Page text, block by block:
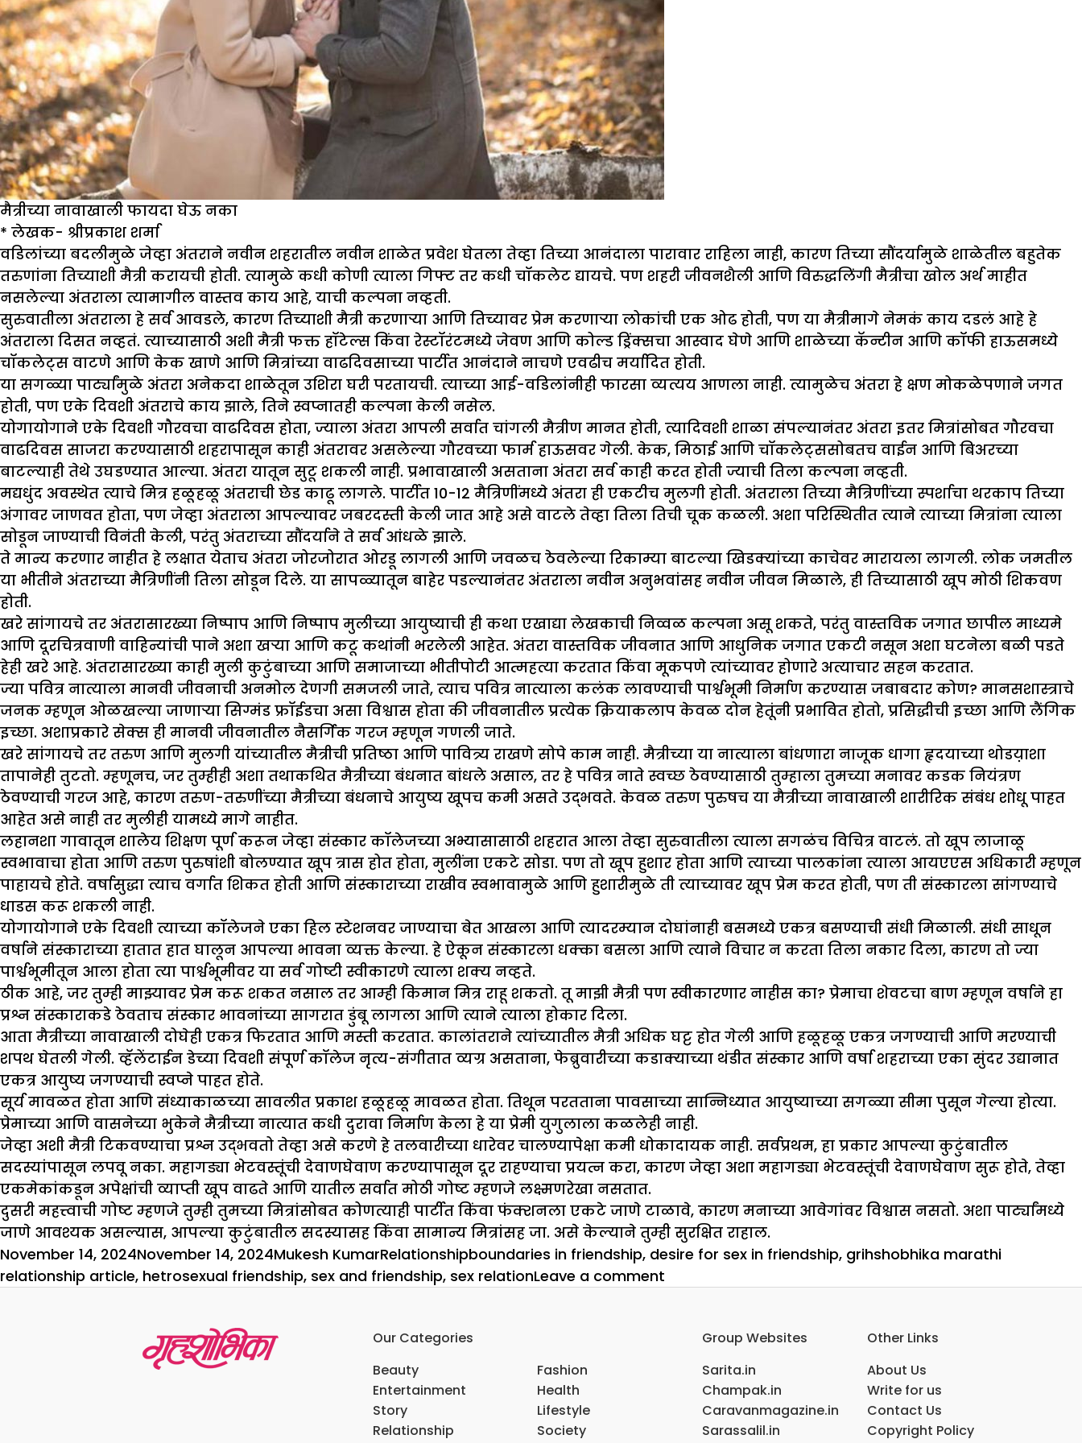
मैत्रीच्या नावाखाली फायदा घेऊ नका
* लेखक- श्रीप्रकाश शर्मा
वडिलांच्या बदलीमुळे जेव्हा अंतराने नवीन शहरातील नवीन शाळेत प्रवेश घेतला तेव्हा तिच्या आनंदाला पारावार राहिला नाही, कारण तिच्या सौंदर्यामुळे शाळेतील बहुतेक
तरुणांना तिच्याशी मैत्री करायची होती. त्यामुळे कधी कोणी त्याला गिफ्ट तर कधी चॉकलेट द्यायचे. पण शहरी जीवनशैली आणि विरुद्धलिंगी मैत्रीचा खोल अर्थ माहीत
नसलेल्या अंतराला त्यामागील वास्तव काय आहे, याची कल्पना नव्हती.
सुरुवातीला अंतराला हे सर्व आवडले, कारण तिच्याशी मैत्री करणाऱ्या आणि तिच्यावर प्रेम करणाऱ्या लोकांची एक ओढ होती, पण या मैत्रीमागे नेमकं काय दडलं आहे हे
अंतराला दिसत नव्हतं. त्याच्यासाठी अशी मैत्री फक्त हॉटेल्स किंवा रेस्टॉरंटमध्ये जेवण आणि कोल्ड ड्रिंक्सचा आस्वाद घेणे आणि शाळेच्या कॅन्टीन आणि कॉफी हाऊसमध्ये
चॉकलेट्स वाटणे आणि केक खाणे आणि मित्रांच्या वाढदिवसाच्या पार्टीत आनंदाने नाचणे एवढीच मर्यादित होती.
या सगळ्या पार्ट्यांमुळे अंतरा अनेकदा शाळेतून उशिरा घरी परतायची. त्याच्या आई-वडिलांनीही फारसा व्यत्यय आणला नाही. त्यामुळेच अंतरा हे क्षण मोकळेपणाने जगत
होती, पण एके दिवशी अंतराचे काय झाले, तिने स्वप्नातही कल्पना केली नसेल.
योगायोगाने एके दिवशी गौरवचा वाढदिवस होता, ज्याला अंतरा आपली सर्वात चांगली मैत्रीण मानत होती, त्यादिवशी शाळा संपल्यानंतर अंतरा इतर मित्रांसोबत गौरवचा
वाढदिवस साजरा करण्यासाठी शहरापासून काही अंतरावर असलेल्या गौरवच्या फार्म हाऊसवर गेली. केक, मिठाई आणि चॉकलेट्ससोबतच वाईन आणि बिअरच्या
बाटल्याही तेथे उघडण्यात आल्या. अंतरा यातून सुटू शकली नाही. प्रभावाखाली असताना अंतरा सर्व काही करत होती ज्याची तिला कल्पना नव्हती.
मद्यधुंद अवस्थेत त्याचे मित्र हळूहळू अंतराची छेड काढू लागले. पार्टीत 10-12 मैत्रिणींमध्ये अंतरा ही एकटीच मुलगी होती. अंतराला तिच्या मैत्रिणींच्या स्पर्शाचा थरकाप तिच्या
अंगावर जाणवत होता, पण जेव्हा अंतराला आपल्यावर जबरदस्ती केली जात आहे असे वाटले तेव्हा तिला तिची चूक कळली. अशा परिस्थितीत त्याने त्याच्या मित्रांना त्याला
सोडून जाण्याची विनंती केली, परंतु अंतराच्या सौंदर्याने ते सर्व आंधळे झाले.
ते मान्य करणार नाहीत हे लक्षात येताच अंतरा जोरजोरात ओरडू लागली आणि जवळच ठेवलेल्या रिकाम्या बाटल्या खिडक्यांच्या काचेवर मारायला लागली. लोक जमतील
या भीतीने अंतराच्या मैत्रिणींनी तिला सोडून दिले. या सापळ्यातून बाहेर पडल्यानंतर अंतराला नवीन अनुभवांसह नवीन जीवन मिळाले, ही तिच्यासाठी खूप मोठी शिकवण
होती.
खरे सांगायचे तर अंतरासारख्या निष्पाप आणि निष्पाप मुलीच्या आयुष्याची ही कथा एखाद्या लेखकाची निव्वळ कल्पना असू शकते, परंतु वास्तविक जगात छापील माध्यमे
आणि दूरचित्रवाणी वाहिन्यांची पाने अशा खऱ्या आणि कटू कथांनी भरलेली आहेत. अंतरा वास्तविक जीवनात आणि आधुनिक जगात एकटी नसून अशा घटनेला बळी पडते
हेही खरे आहे. अंतरासारख्या काही मुली कुटुंबाच्या आणि समाजाच्या भीतीपोटी आत्महत्या करतात किंवा मूकपणे त्यांच्यावर होणारे अत्याचार सहन करतात.
ज्या पवित्र नात्याला मानवी जीवनाची अनमोल देणगी समजली जाते, त्याच पवित्र नात्याला कलंक लावण्याची पार्श्वभूमी निर्माण करण्यास जबाबदार कोण? मानसशास्त्राचे
जनक म्हणून ओळखल्या जाणाऱ्या सिग्मंड फ्रॉईडचा असा विश्वास होता की जीवनातील प्रत्येक क्रियाकलाप केवळ दोन हेतूंनी प्रभावित होतो, प्रसिद्धीची इच्छा आणि लैंगिक
इच्छा. अशाप्रकारे सेक्स ही मानवी जीवनातील नैसर्गिक गरज म्हणून गणली जाते.
खरे सांगायचे तर तरुण आणि मुलगी यांच्यातील मैत्रीची प्रतिष्ठा आणि पावित्र्य राखणे सोपे काम नाही. मैत्रीच्या या नात्याला बांधणारा नाजूक धागा हृदयाच्या थोडय़ाशा
तापानेही तुटतो. म्हणूनच, जर तुम्हीही अशा तथाकथित मैत्रीच्या बंधनात बांधले असाल, तर हे पवित्र नाते स्वच्छ ठेवण्यासाठी तुम्हाला तुमच्या मनावर कडक नियंत्रण
ठेवण्याची गरज आहे, कारण तरुण-तरुणींच्या मैत्रीच्या बंधनाचे आयुष्य खूपच कमी असते उद्भवते. केवळ तरुण पुरुषच या मैत्रीच्या नावाखाली शारीरिक संबंध शोधू पाहत
आहेत असे नाही तर मुलीही यामध्ये मागे नाहीत.
लहानशा गावातून शालेय शिक्षण पूर्ण करून जेव्हा संस्कार कॉलेजच्या अभ्यासासाठी शहरात आला तेव्हा सुरुवातीला त्याला सगळंच विचित्र वाटलं. तो खूप लाजाळू
स्वभावाचा होता आणि तरुण पुरुषांशी बोलण्यात खूप त्रास होत होता, मुलींना एकटे सोडा. पण तो खूप हुशार होता आणि त्याच्या पालकांना त्याला आयएएस अधिकारी म्हणून
पाहायचे होते. वर्षासुद्धा त्याच वर्गात शिकत होती आणि संस्काराच्या राखीव स्वभावामुळे आणि हुशारीमुळे ती त्याच्यावर खूप प्रेम करत होती, पण ती संस्कारला सांगण्याचे
धाडस करू शकली नाही.
योगायोगाने एके दिवशी त्याच्या कॉलेजने एका हिल स्टेशनवर जाण्याचा बेत आखला आणि त्यादरम्यान दोघांनाही बसमध्ये एकत्र बसण्याची संधी मिळाली. संधी साधून
वर्षाने संस्काराच्या हातात हात घालून आपल्या भावना व्यक्त केल्या. हे ऐकून संस्कारला धक्का बसला आणि त्याने विचार न करता तिला नकार दिला, कारण तो ज्या
पार्श्वभूमीतून आला होता त्या पार्श्वभूमीवर या सर्व गोष्टी स्वीकारणे त्याला शक्य नव्हते.
ठीक आहे, जर तुम्ही माझ्यावर प्रेम करू शकत नसाल तर आम्ही किमान मित्र राहू शकतो. तू माझी मैत्री पण स्वीकारणार नाहीस का? प्रेमाचा शेवटचा बाण म्हणून वर्षाने हा
प्रश्न संस्काराकडे ठेवताच संस्कार भावनांच्या सागरात डुंबू लागला आणि त्याने त्याला होकार दिला.
आता मैत्रीच्या नावाखाली दोघेही एकत्र फिरतात आणि मस्ती करतात. कालांतराने त्यांच्यातील मैत्री अधिक घट्ट होत गेली आणि हळूहळू एकत्र जगण्याची आणि मरण्याची
शपथ घेतली गेली. व्हॅलेंटाईन डेच्या दिवशी संपूर्ण कॉलेज नृत्य-संगीतात व्यग्र असताना, फेब्रुवारीच्या कडाक्याच्या थंडीत संस्कार आणि वर्षा शहराच्या एका सुंदर उद्यानात
एकत्र आयुष्य जगण्याची स्वप्ने पाहत होते.
सूर्य मावळत होता आणि संध्याकाळच्या सावलीत प्रकाश हळूहळू मावळत होता. तिथून परतताना पावसाच्या सान्निध्यात आयुष्याच्या सगळ्या सीमा पुसून गेल्या होत्या.
प्रेमाच्या आणि वासनेच्या भुकेने मैत्रीच्या नात्यात कधी दुरावा निर्माण केला हे या प्रेमी युगुलाला कळलेही नाही.
जेव्हा अशी मैत्री टिकवण्याचा प्रश्न उद्भवतो तेव्हा असे करणे हे तलवारीच्या धारेवर चालण्यापेक्षा कमी धोकादायक नाही. सर्वप्रथम, हा प्रकार आपल्या कुटुंबातील
सदस्यांपासून लपवू नका. महागड्या भेटवस्तूंची देवाणघेवाण करण्यापासून दूर राहण्याचा प्रयत्न करा, कारण जेव्हा अशा महागड्या भेटवस्तूंची देवाणघेवाण सुरू होते, तेव्हा
एकमेकांकडून अपेक्षांची व्याप्ती खूप वाढते आणि यातील सर्वात मोठी गोष्ट म्हणजे लक्ष्मणरेखा नसतात.
दुसरी महत्त्वाची गोष्ट म्हणजे तुम्ही तुमच्या मित्रांसोबत कोणत्याही पार्टीत किंवा फंक्शनला एकटे जाणे टाळावे, कारण मनाच्या आवेगांवर विश्वास नसतो. अशा पार्ट्यांमध्ये
जाणे आवश्यक असल्यास, आपल्या कुटुंबातील सदस्यासह किंवा सामान्य मित्रांसह जा. असे केल्याने तुम्ही सुरक्षित राहाल.
Posted
on
November 14, 2024November 14, 2024Author
Mukesh KumarCategories
RelationshipTags
boundaries in friendship, desire for sex in friendship, grihshobhika marathi
relationship article, hetrosexual friendship, sex and friendship, sex relationLeave a comment
फायदा
Our Categories
Beauty
Entertainment
Story
Relationship
Fashion
Health
Lifestyle
Society
Group Websites
Sarita.in
Champak.in
Caravanmagazine.in
Sarassalil.in
Other Links
About Us
Write for us
Contact Us
Copyright Policy